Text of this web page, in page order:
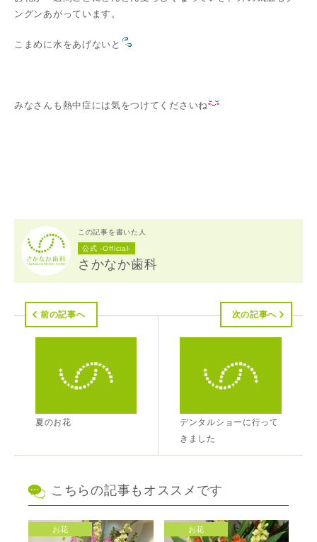
ングンあがっています。
こまめに水をあげないと
みなさんも熱中症には気をつけてくださいね
この記事を書いた人
公式 -Official-
さかなか歯科
前の記事へ
夏のお花
次の記事へ
デンタルショーに行って
きました
こちらの記事もオススメです
お花 お花